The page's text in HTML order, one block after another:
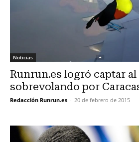
Noticias
Runrun.es logró captar
sobrevolando por
Redacción Runrun.es - 20 de febrero de 2015